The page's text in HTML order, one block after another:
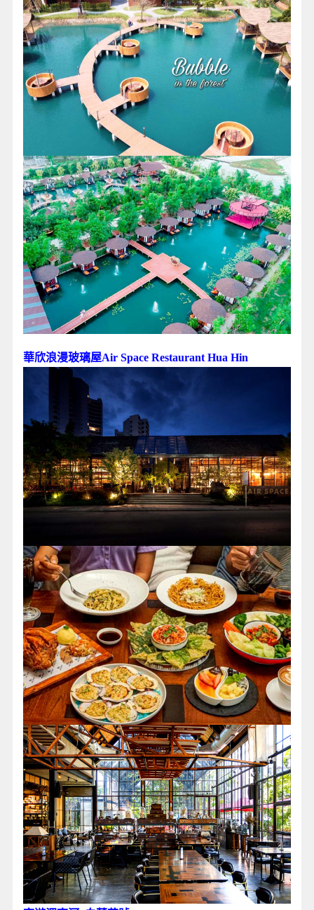
華欣浪漫玻璃屋Air Space Restaurant Hua Hin